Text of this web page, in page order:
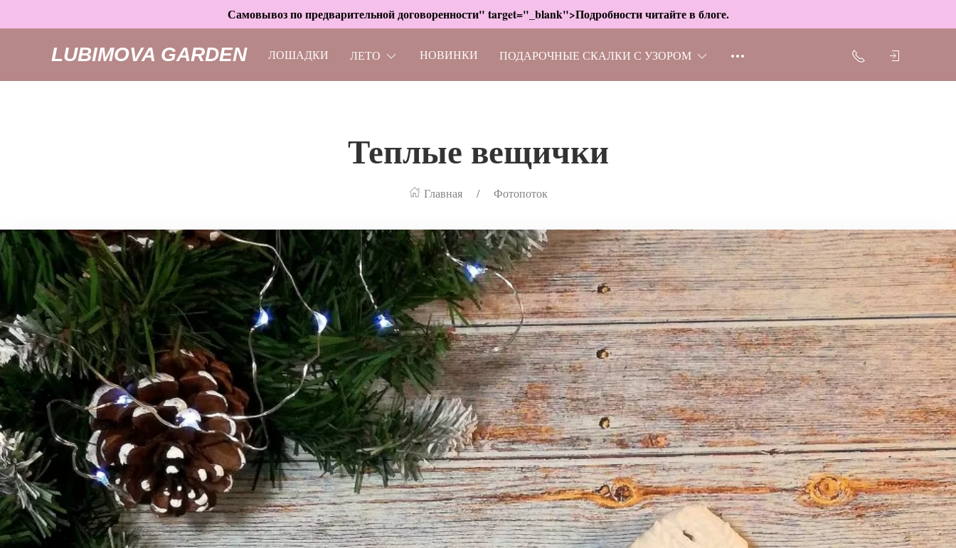
Самовывоз по предварительной договоренности" target="_blank">Подробности читайте в блоге.
LUBIMOVA GARDEN ЛОШАДКИ ЛЕТО НОВИНКИ ПОДАРОЧНЫЕ СКАЛКИ С УЗОРОМ
Теплые вещички
Главная Фотопоток